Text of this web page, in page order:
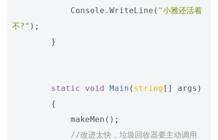
Console . WriteLine ( "小雅还活着
不?" );
}
static void Main ( string [] args )
{
makeMen ();
//改进太快，垃圾回收器要主动调用